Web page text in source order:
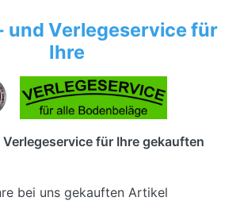
und Verlegeservice für
Ihre
für Ihre gekauften
bei uns gekauften Artikel